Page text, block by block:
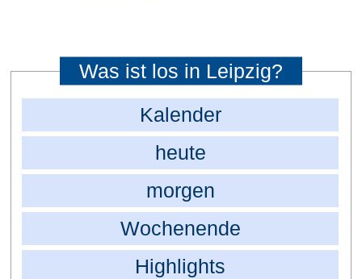
Was ist los in Leipzig?
Kalender
heute
morgen
Wochenende
Highlights